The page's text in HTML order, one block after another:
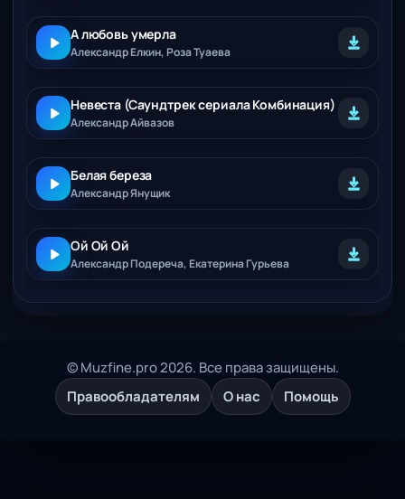
А любовь умерла
Александр Елкин, Роза Туаева
Невеста (Саундтрек сериала Комбинация)
Александр Айвазов
Белая береза
Александр Янущик
Ой Ой Ой
Александр Подереча, Екатерина Гурьева
© Muzfine.pro 2026. Все права защищены.
Правообладателям
О нас Помощь